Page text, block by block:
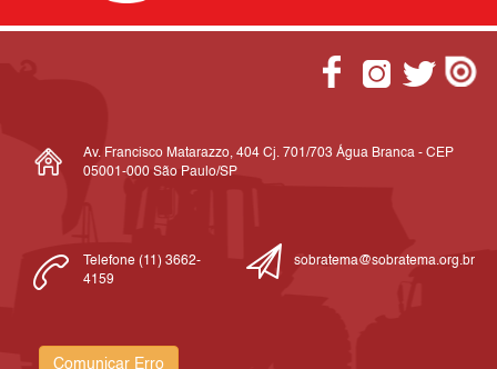
Av. Francisco Matarazzo, 404 Cj. 701/703 Água Branca - CEP
05001-000 São Paulo/SP
Telefone (11) 3662-
4159
sobratema@sobratema.org.br
Comunicar Erro